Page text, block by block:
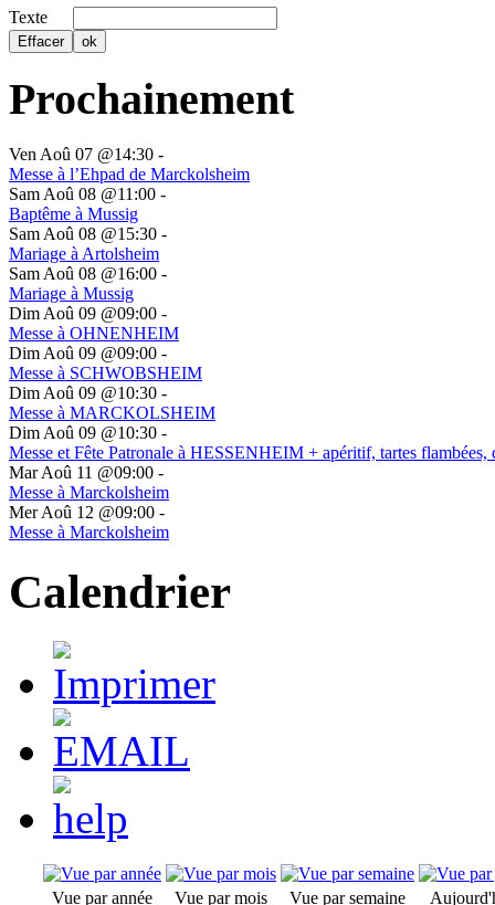
Texte
Prochainement
Ven Aoû 07 @14:30 -
Messe à l’Ehpad de Marckolsheim
Sam Aoû 08 @11:00 -
Baptême à Mussig
Sam Aoû 08 @15:30 -
Mariage à Artolsheim
Sam Aoû 08 @16:00 -
Mariage à Mussig
Dim Aoû 09 @09:00 -
Messe à OHNENHEIM
Dim Aoû 09 @09:00 -
Messe à SCHWOBSHEIM
Dim Aoû 09 @10:30 -
Messe à MARCKOLSHEIM
Dim Aoû 09 @10:30 -
Messe et Fête Patronale à HESSENHEIM + apéritif, tartes flambées,
Mar Aoû 11 @09:00 -
Messe à Marckolsheim
Mer Aoû 12 @09:00 -
Messe à Marckolsheim
Calendrier
Vue par année Vue par mois Vue par semaine